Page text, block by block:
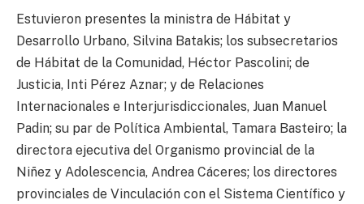
Estuvieron presentes la ministra de Hábitat y
Desarrollo Urbano, Silvina Batakis; los subsecretarios
de Hábitat de la Comunidad, Héctor Pascolini; de
Justicia, Inti Pérez Aznar; y de Relaciones
Internacionales e Interjurisdiccionales, Juan Manuel
Padin; su par de Política Ambiental, Tamara Basteiro; la
directora ejecutiva del Organismo provincial de la
Niñez y Adolescencia, Andrea Cáceres; los directores
provinciales de Vinculación con el Sistema Científico y